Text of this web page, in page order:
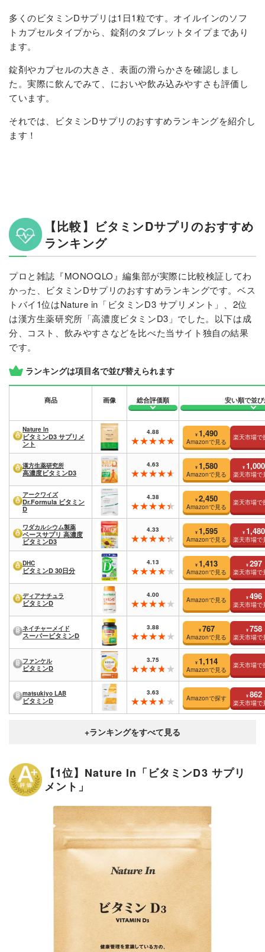
多くのビタミンDサプリは1日1粒です。オイルインのソフ
トカプセルタイプから、錠剤のタブレットタイプまであり
ます。
錠剤やカプセルの大きさ、表面の滑らかさを確認しまし
た。実際に飲んでみて、においや飲み込みやすさも評価し
ています。
それでは、ビタミンDサプリのおすすめランキングを紹介し
ます！
【比較】ビタミンDサプリのおすすめ
ランキング
プロと雑誌『MONOQLO』編集部が実際に比較検証してわ
かった、ビタミンDサプリのおすすめランキングです。ベス
トバイ1位はNature in「ビタミンD3 サプリメント」、2位
は漢方生薬研究所「高濃度ビタミンD3」でした。以下は成
分、コスト、飲みやすさなどを比べた当サイト独自の結果
です。
ランキングは項目名で並び替えられます
商品 画像 総合評価順 安い順で並
Nature In
ビタミンD3 サプリメ
ント
4.88 ¥ 1,490
Amazonで見る
楽天市場で
漢方生薬研究所
高濃度ビタミンD3
4.63 ¥ 1,580
Amazonで見る
¥ 1,000
楽天市場で
アークワイズ
Dr.Formula ビタミン
D
4.38 ¥ 2,450
Amazonで見る
楽天市場で
ワダカルシウム製薬
ベースサプリ 高濃度
ビタミンD3
4.33 ¥ 1,595
Amazonで見る
¥ 1,480
楽天市場で
DHC
ビタミンD 30日分
4.13 ¥ 1,413
Amazonで見る
¥ 297
楽天市場で
ディアナチュラ
ビタミンD
4.00
Amazonで見る ¥ 496
楽天市場で
ネイチャーメイド
スーパービタミンD
3.88 ¥ 767
Amazonで見る
¥ 758
楽天市場で
ファンケル
ビタミンD
3.75 ¥ 1,114
Amazonで見る
楽天市場で
matsukiyo LAB
ビタミンD
3.63
Amazonで探す ¥ 862
楽天市場で
【1位】Nature In「ビタミンD3 サプリ
メント」